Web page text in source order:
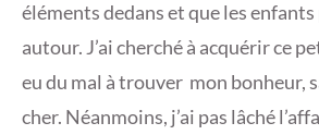
0
2
éléments dedans et que les
autour. J’ai cherché à acquérir ce
eu du mal à trouver mon bonheur,
cher. Néanmoins, j’ai pas lâché